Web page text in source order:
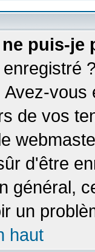
puis-je
Avez-
de vos
d'être
général,
un
haut